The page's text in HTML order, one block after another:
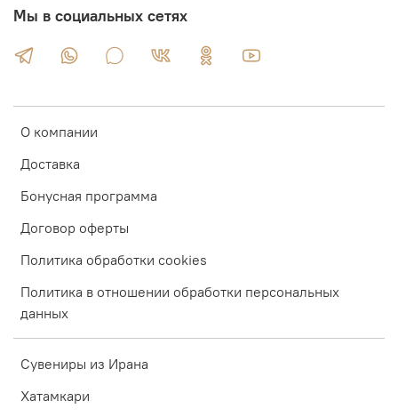
О компании
Доставка
Бонусная программа
Договор оферты
Политика обработки cookies
Политика в отношении обработки персональных
данных
Сувениры из Ирана
Хатамкари
Мы в социальных сетях